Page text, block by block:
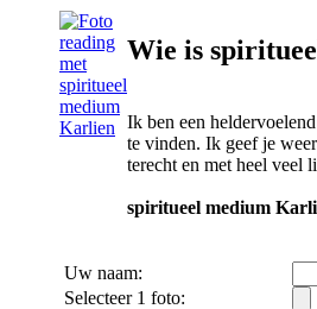
Wie is
Ik ben een
te vinden. Ik geef je
terecht en met heel veel
spiritueel medium
Uw naam:
Selecteer 1 foto: